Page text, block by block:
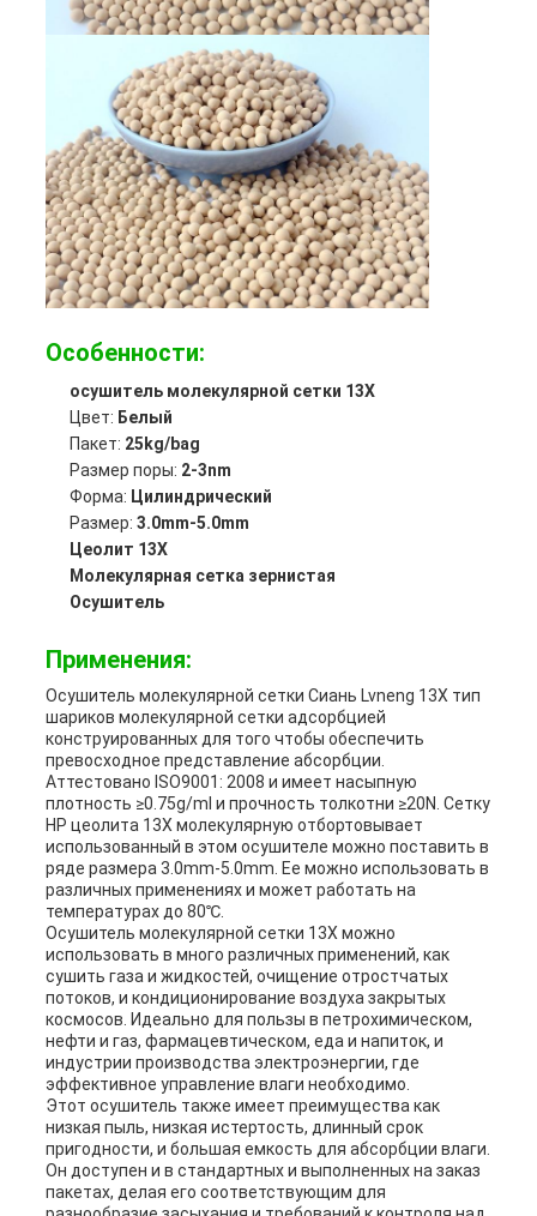
Особенности:
осушитель молекулярной сетки 13X
Цвет: Белый
Пакет: 25kg/bag
Размер поры: 2-3nm
Форма: Цилиндрический
Размер: 3.0mm-5.0mm
Цеолит 13X
Молекулярная сетка зернистая
Осушитель
Применения:
Осушитель молекулярной сетки Сиань Lvneng 13X тип
шариков молекулярной сетки адсорбцией
конструированных для того чтобы обеспечить
превосходное представление абсорбции.
Аттестовано ISO9001: 2008 и имеет насыпную
плотность ≥0.75g/ml и прочность толкотни ≥20N. Сетку
HP цеолита 13X молекулярную отбортовывает
использованный в этом осушителе можно поставить в
ряде размера 3.0mm-5.0mm. Ее можно использовать в
различных применениях и может работать на
температурах до 80℃.
Осушитель молекулярной сетки 13X можно
использовать в много различных применений, как
сушить газа и жидкостей, очищение отростчатых
потоков, и кондиционирование воздуха закрытых
космосов. Идеально для пользы в петрохимическом,
нефти и газ, фармацевтическом, еда и напиток, и
индустрии производства электроэнергии, где
эффективное управление влаги необходимо.
Этот осушитель также имеет преимущества как
низкая пыль, низкая истертость, длинный срок
пригодности, и большая емкость для абсорбции влаги.
Он доступен и в стандартных и выполненных на заказ
пакетах, делая его соответствующим для